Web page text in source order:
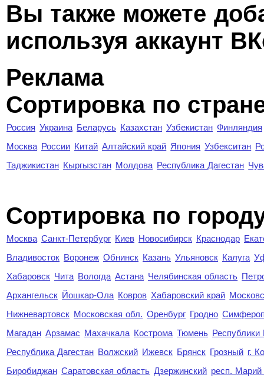
Вы также можете
используя аккаунт
Реклама
Сортировка по
Россия Украина Беларусь Казахстан Узбекистан Финляндия
Москва России Китай Алтайский край Япония Узбекситан
Таджикистан Кыргызстан Молдова Республика Дагестан
Cортировка по
Москва Санкт-Петербург Киев Новосибирск Краснодар
Владивосток Воронеж Обнинск Казань Ульяновск Калуга
Хабаровск Чита Вологда Астана Челябинская область
Архангельск Йошкар-Ола Ковров Хабаровский край
Нижневартовск Московская обл. Оренбург Гродно
Магадан Арзамас Махачкала Кострома Тюмень Республики
Республика Дагестан Волжский Ижевск Брянск Грозный г.
Биробиджан Саратовская область Дзержинский респ.